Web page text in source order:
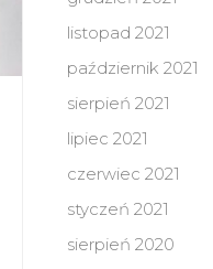
listopad 2021
październik 2021
sierpień 2021
lipiec 2021
czerwiec 2021
styczeń 2021
sierpień 2020